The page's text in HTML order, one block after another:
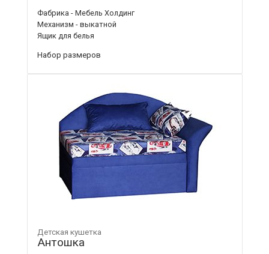
Фабрика - Мебель Холдинг
Механизм - выкатной
Ящик для белья
Набор размеров
Детская кушетка
Антошка